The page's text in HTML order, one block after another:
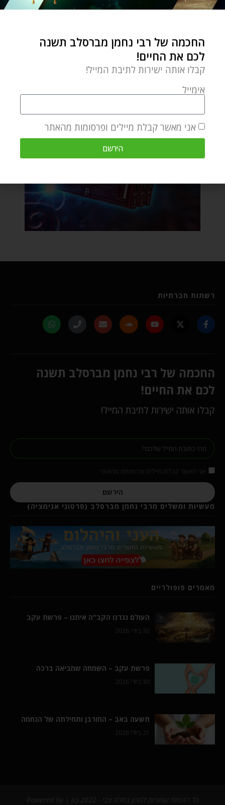
רשתות חברתיות
החכמה של רבי נחמן מברסלב תשנה
לכם את החיים!
קבלו אותה ישירות לתיבת המייל!
הירשם
מעשיות ומשלים מרבי נחמן מברסלב (סרטוני אנימציה)
מאמרים פופולריים
העולם נגדנו הקב"ה איתנו – פרשת עקב
30 ביולי 2026
פרשת עקב – השמחה שמביאה ברכה
30 ביולי 2026
תשעה באב – החורבן ותחילתה של הנחמה
21 ביולי 2026
החכמה של רבי נחמן מברסלב תשנה
לכם את החיים!
קבלו אותה ישירות לתיבת המייל!
אימייל
אני מאשר קבלת מיילים ופרסומות מהאתר
הירשם